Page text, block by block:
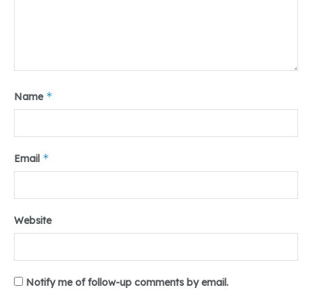
Name *
Email *
Website
Notify me of follow-up comments by email.